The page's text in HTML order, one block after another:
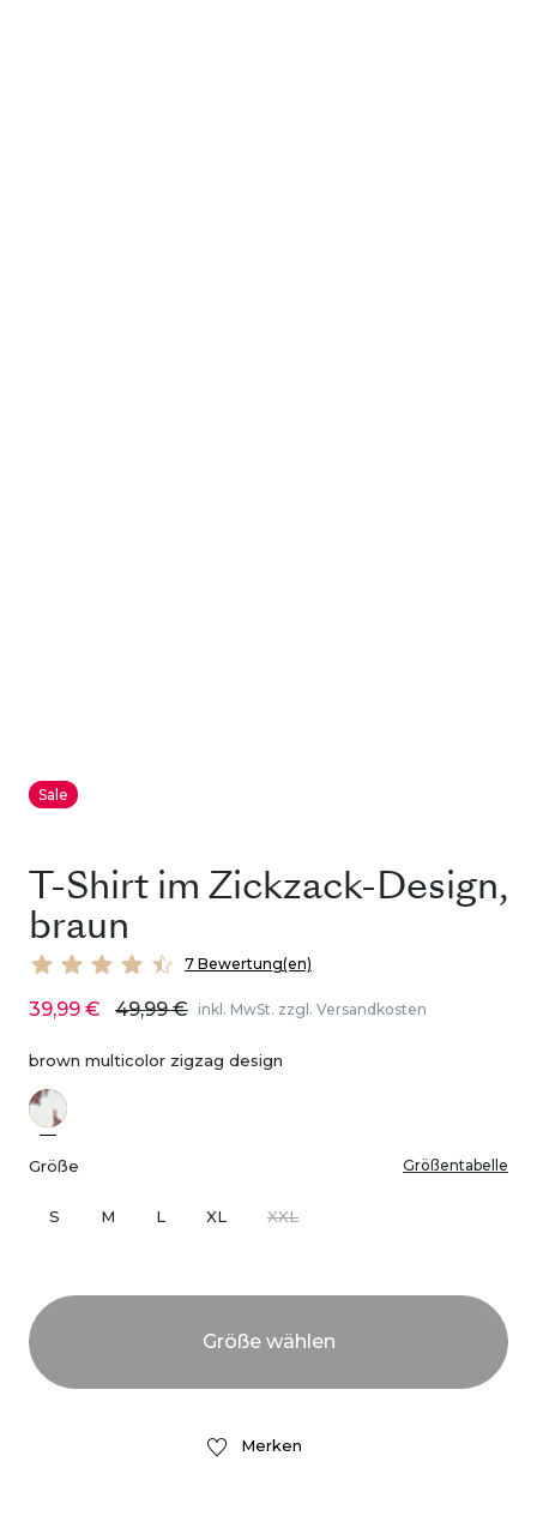
Sale
T-Shirt im Zickzack-Design,
braun
7 Bewertung(en)
39,99 € 49,99 € inkl. MwSt. zzgl. Versandkosten
brown multicolor zigzag design
Größe Größentabelle
S M L XL XXL
Merken